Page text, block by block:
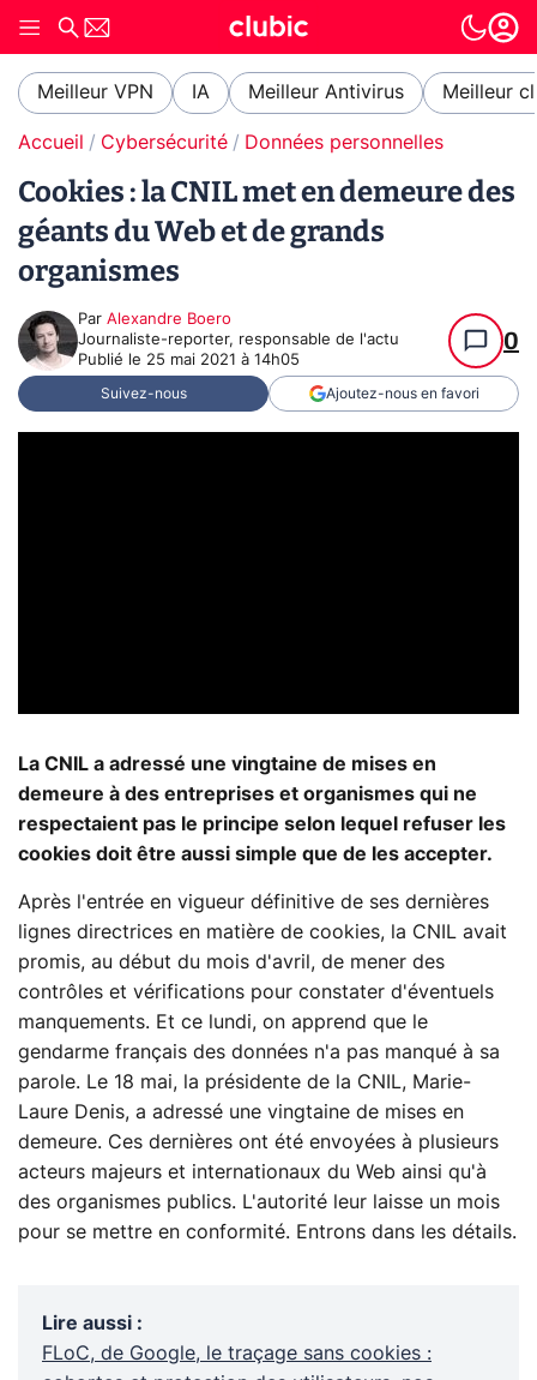
Meilleur VPN IA Meilleur Antivirus Meilleur
Accueil Cybersécurité Données personnelles
Cookies : la CNIL met en demeure des
géants du Web et de grands
organismes
Par Alexandre Boero
Journaliste-reporter, responsable de l'actu
Publié le 25 mai 2021 à 14h05
0
Suivez-nous Ajoutez-nous en favori
La CNIL a adressé une vingtaine de mises en
demeure à des entreprises et organismes qui ne
respectaient pas le principe selon lequel refuser les
cookies doit être aussi simple que de les accepter.
Après l'entrée en vigueur définitive de ses dernières
lignes directrices en matière de cookies, la CNIL avait
promis, au début du mois d'avril, de mener des
contrôles et vérifications pour constater d'éventuels
manquements. Et ce lundi, on apprend que le
gendarme français des données n'a pas manqué à sa
parole. Le 18 mai, la présidente de la CNIL, Marie-
Laure Denis, a adressé une vingtaine de mises en
demeure. Ces dernières ont été envoyées à plusieurs
acteurs majeurs et internationaux du Web ainsi qu'à
des organismes publics. L'autorité leur laisse un mois
pour se mettre en conformité. Entrons dans les détails.
Lire aussi :
FLoC, de Google, le traçage sans cookies :